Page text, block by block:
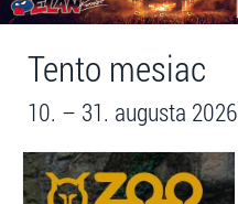
Tento mesiac
10. – 31. augusta 2026